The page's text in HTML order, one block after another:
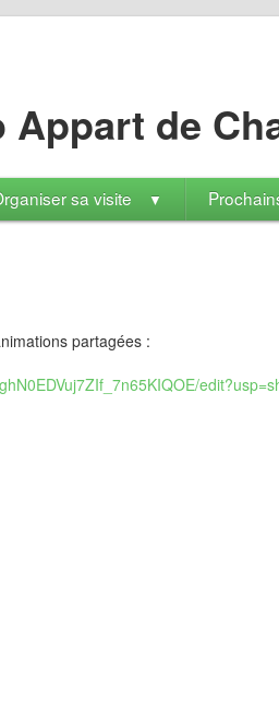
Appart de
sa visite ▼
partagées :